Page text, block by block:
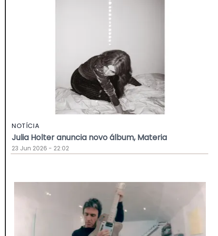
NOTÍCIA
Julia Holter anuncia novo álbum, Materia
23 Jun 2026 - 22:02